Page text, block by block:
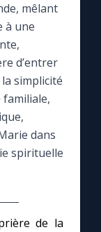
mêlant
à une
d’entrer
simplicité
familiale,
dans
spirituelle
de la